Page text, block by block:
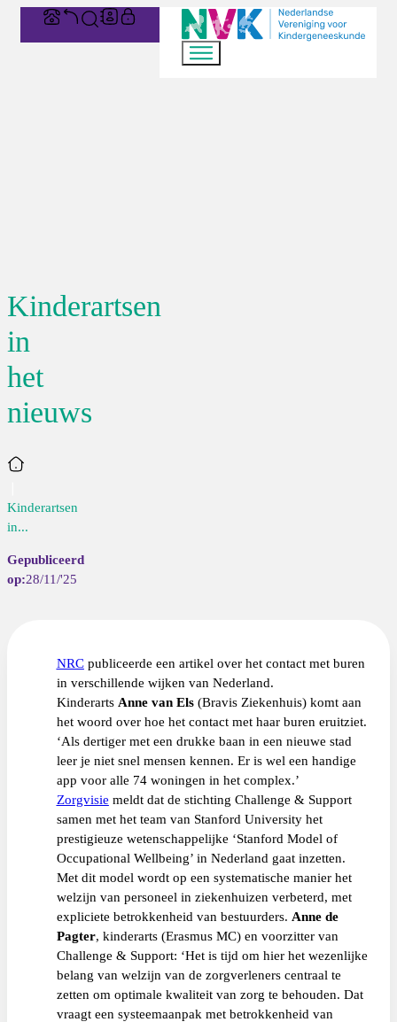
Kinderartsen
in
het
nieuws
Home
Kinderartsen
in...
28/11/'25
NRCpubliceerde een artikel over het contact met buren
in verschillende wijken van Nederland.
Kinderarts Anne van Els(Bravis Ziekenhuis) komt aan
het woord over hoe het contact met haar buren eruitziet.
‘Als dertiger met een drukke baan in een nieuwe stad
leer je niet snel mensen kennen. Er is wel een handige
app voor alle 74 woningen in het complex.’
Zorgvisie meldt dat de stichting Challenge & Support
samen met het team van Stanford University het
prestigieuze wetenschappelijke ‘Stanford Model of
Occupational Wellbeing’ in Nederland gaat inzetten.
Met dit model wordt op een systematische manier het
welzijn van personeel in ziekenhuizen verbeterd, met
expliciete betrokkenheid van bestuurders. Anne de
Pagter, kinderarts (Erasmus MC) en voorzitter van
Challenge & Support: ‘Het is tijd om hier het wezenlijke
belang van welzijn van de zorgverleners centraal te
zetten om optimale kwaliteit van zorg te behouden. Dat
vraagt een systeemaanpak met betrokkenheid van